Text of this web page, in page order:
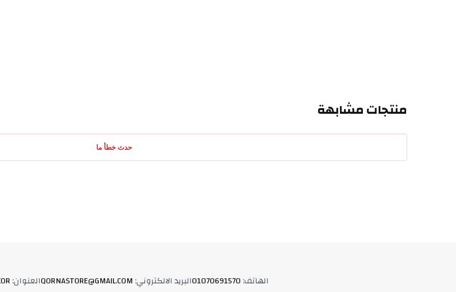
منتجات مشابهة
حدث خطأ ما
الهاتف:
01070691570البريد الالكتروني:
QORNASTORE@GMAIL.COMالعنوان: